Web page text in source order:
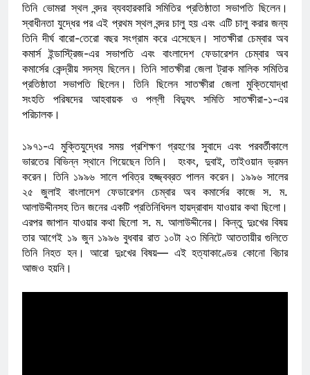
তিনি ভোমরা স্থল বন্দর ব্যবহারকারি সমিতির প্রতিষ্ঠাতা সভাপতি ছিলেন।
স্বাধীনতা যুদ্ধের পর এই প্রথম স্থল বন্দর চালু হয় এবং এটি চালু করার জন্য
তিনি দীর্ঘ বারো-তেরো বছর সংগ্রাম করে এসেছেন। সাতক্ষীরা চেম্বার অব
কমার্স ইন্ডাস্ট্রিজ-এর সভাপতি এবং বাংলাদেশ ফেডারেশন চেম্বার অব
কমার্সের কেন্দ্রীয় সদস্য ছিলেন। তিনি সাতক্ষীরা জেলা ট্রাক মালিক সমিতির
প্রতিষ্ঠাতা সভাপতি ছিলেন। তিনি ছিলেন সাতক্ষীরা জেলা মুক্তিযোদ্ধা
সংহতি পরিষদের আহবায়ক ও পল্লী বিদ্যুৎ সমিতি সাতক্ষীরা-১-এর
পরিচালক।
১৯৭১-এ মুক্তিযুদ্ধের সময় প্রশিক্ষণ গ্রহণের সুবাদে এবং পরবর্তীকালে
ভারতের বিভিন্ন স্থানে গিয়েছেন তিনি। হংকং, দুবাই, তাইওয়ান ভ্রমন
করেন। তিনি ১৯৯৬ সালে পবিত্র হজ্জ্বব্রত পালন করেন। ১৯৯৬ সালের
২৫ জুলাই বাংলাদেশ ফেডারেশন চেম্বার অব কমার্সের কাজে স. ম.
আলাউদ্দীনসহ তিন জনের একটি প্রতিনিধিদল হায়দ্রাবাদ যাওয়ার কথা ছিলো।
এরপর জাপান যাওয়ার কথা ছিলো স. ম. আলাউদ্দীনের। কিন্তু দুঃখের বিষয়
তার আগেই ১৯ জুন ১৯৯৬ বুধবার রাত ১০টা ২৩ মিনিটে আততায়ীর গুলিতে
তিনি নিহত হন। আরো দুঃখের বিষয়— এই হত্যাকাণ্ডের কোনো বিচার
আজও হয়নি।